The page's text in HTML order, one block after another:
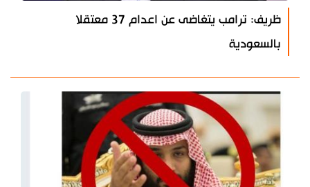
ظريف: ترامب يتغاضى عن اعدام 37 معتقلا
بالسعودية